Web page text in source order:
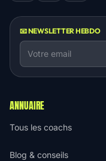
📧 NEWSLETTER HEBDO
ANNUAIRE
Tous les coachs
Blog & conseils